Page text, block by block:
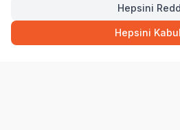
39,00TL
Ovacık Mah. Hacıoğlu Sok. No:13
Müşteri Destek Hattı
Hepsini
Hepsini